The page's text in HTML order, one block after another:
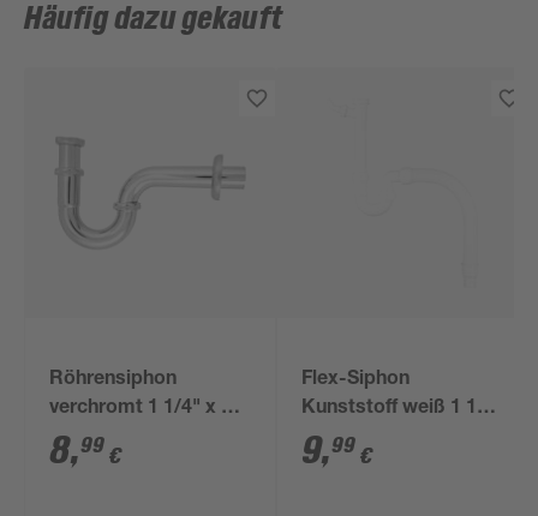
Häufig dazu gekauft
Röhrensiphon
verchromt 1 1/4" x 32
mm
8,99 €
Flex-Siphon
Kunststoff weiß 1 1/2'
x 40/50 mm
9,99 €